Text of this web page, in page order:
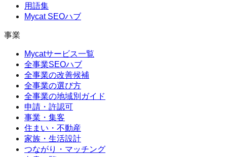
用語集
Mycat SEOハブ
事業
Mycatサービス一覧
全事業SEOハブ
全事業の改善候補
全事業の選び方
全事業の地域別ガイド
申請・許認可
事業・集客
住まい・不動産
家族・生活設計
つながり・マッチング